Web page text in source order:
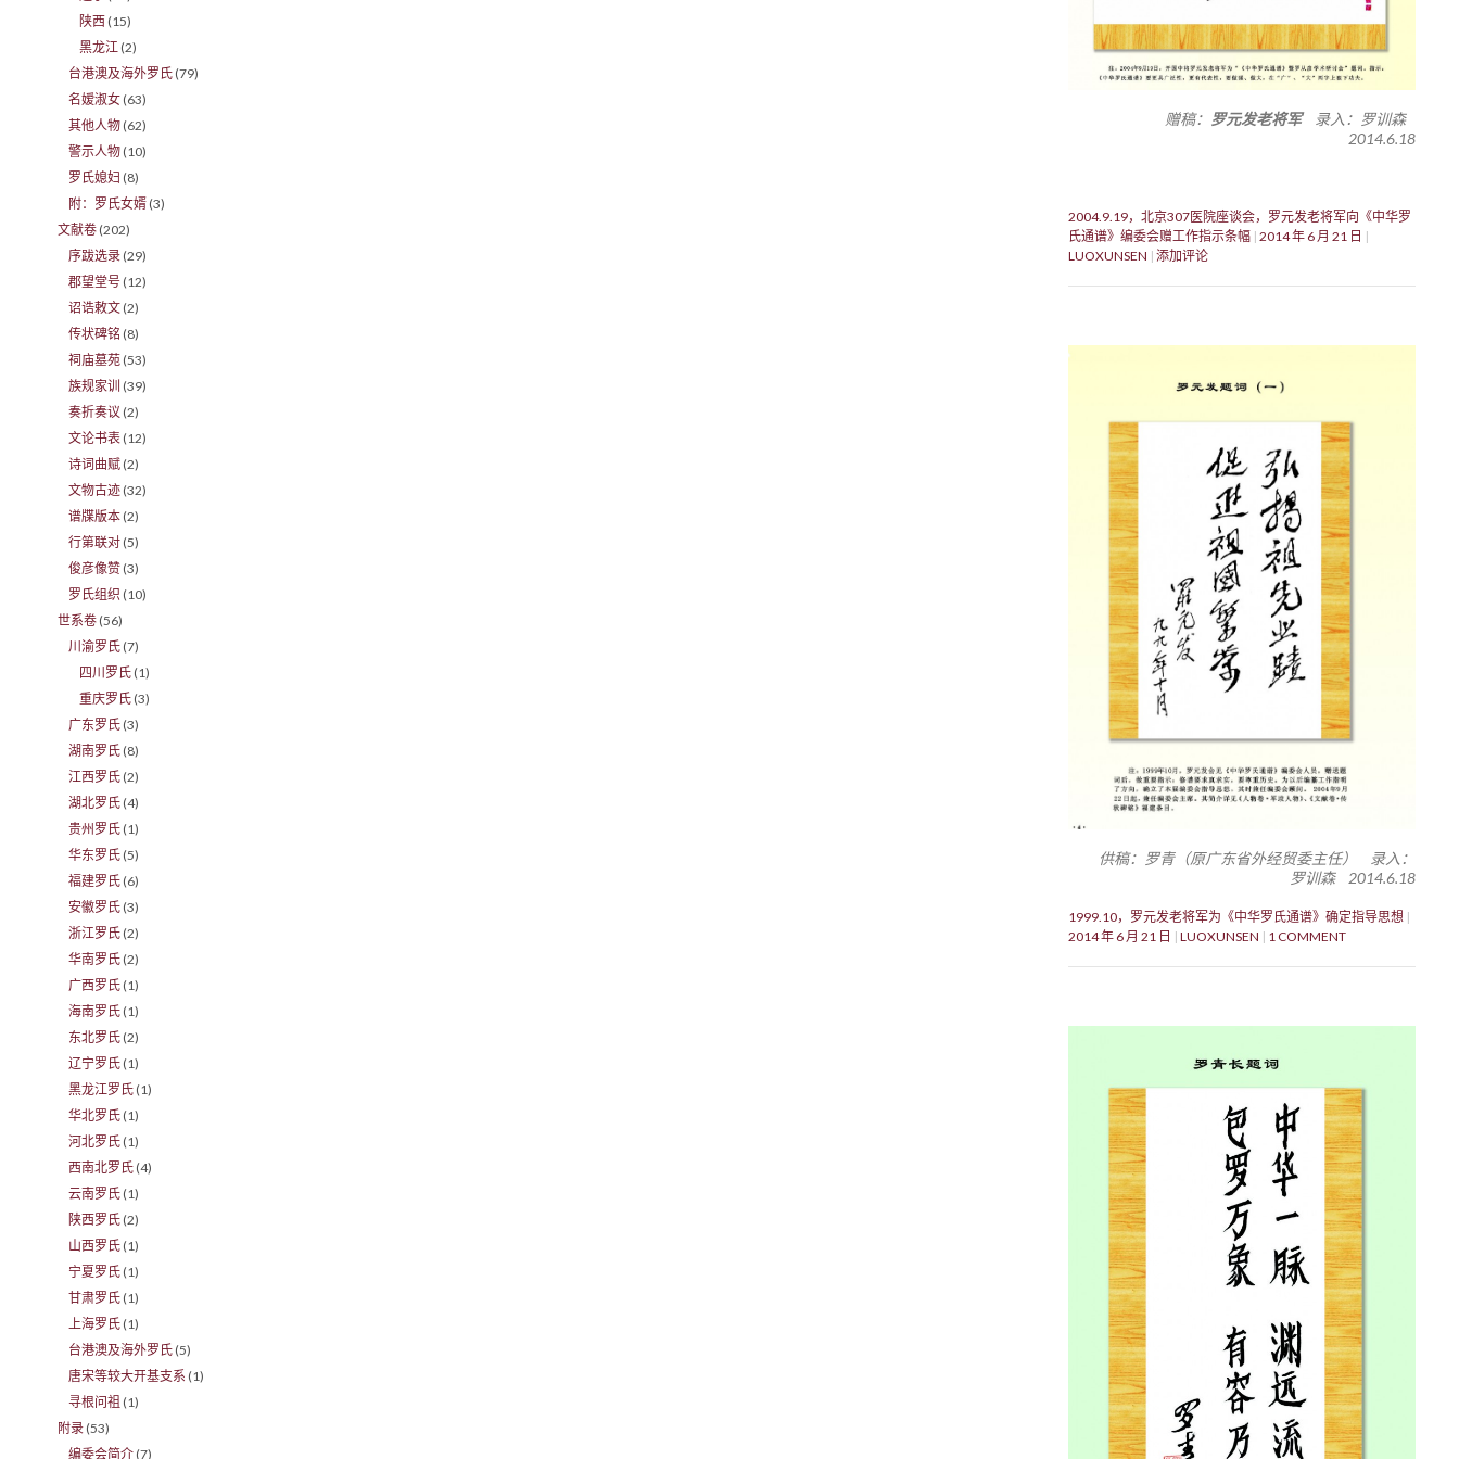
赠稿： 罗元发老将军录入：罗训森
2014.6.18
2004.9.19，北京307医院座谈会，罗元发老将军向《中华罗
氏通谱》编委会赠工作指示条幅 2014 年 6 月 21 日
LUOXUNSEN 添加评论
供稿：罗青（原广东省外经贸委主任） 录入：
罗训森 2014.6.18
1999.10，罗元发老将军为《中华罗氏通谱》确定指导思想
2014 年 6 月 21 日
LUOXUNSEN 1 COMMENT
陕西 (15)
黑龙江 (2)
台港澳及海外罗氏 (79)
名嫒淑女 (63)
其他人物 (62)
警示人物 (10)
罗氏媳妇 (8)
附：罗氏女婿 (3)
文献卷 (202)
序跋选录 (29)
郡望堂号 (12)
诏诰敕文 (2)
传状碑铭 (8)
祠庙墓苑 (53)
族规家训 (39)
奏折奏议 (2)
文论书表 (12)
诗词曲赋 (2)
文物古迹 (32)
谱牒版本 (2)
行第联对 (5)
俊彦像赞 (3)
罗氏组织 (10)
世系卷 (56)
川渝罗氏 (7)
四川罗氏 (1)
重庆罗氏 (3)
广东罗氏 (3)
湖南罗氏 (8)
江西罗氏 (2)
湖北罗氏 (4)
贵州罗氏 (1)
华东罗氏 (5)
福建罗氏 (6)
安徽罗氏 (3)
浙江罗氏 (2)
华南罗氏 (2)
广西罗氏 (1)
海南罗氏 (1)
东北罗氏 (2)
辽宁罗氏 (1)
黑龙江罗氏 (1)
华北罗氏 (1)
河北罗氏 (1)
西南北罗氏 (4)
云南罗氏 (1)
陕西罗氏 (2)
山西罗氏 (1)
宁夏罗氏 (1)
甘肃罗氏 (1)
上海罗氏 (1)
台港澳及海外罗氏 (5)
唐宋等较大开基支系 (1)
寻根问祖 (1)
附录 (53)
编委会简介 (7)